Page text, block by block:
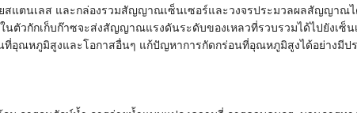
แตนเลส และกล่องรวมสัญญาณเซ็นเซอร์และวงจรประมวลผลสัญญาณไ
กักเก็บก๊าซจะส่งสัญญาณแรงดันระดับของเหลวที่รวบรวมได้ไปยังเซ็น
ที่อุณหภูมิสูงและโอกาสอื่นๆ แก้ปัญหาการกัดกร่อนที่อุณหภูมิสูงได้อย่างมีป